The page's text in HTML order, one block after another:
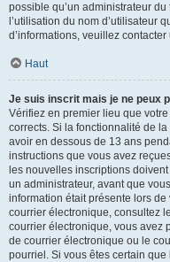
possible qu’un administrateur
l’utilisation du nom d’utilisateur
d’informations, veuillez
Haut
Je suis inscrit mais je ne peux
Vérifiez en premier lieu que
corrects. Si la fonctionnalité de
avoir en dessous de 13 ans
instructions que vous avez
les nouvelles inscriptions
un administrateur, avant que
information était présente lors
courrier électronique, consultez
courrier électronique, vous avez
de courrier électronique ou le
pourriel. Si vous êtes certain